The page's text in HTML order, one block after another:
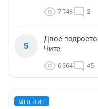
7 748 2
5
Двое
Чите
6 364 45
МНЕНИЕ